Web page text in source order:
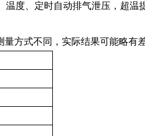
度、定时自动排气泄压，超温
方式不同，实际结果可能略有